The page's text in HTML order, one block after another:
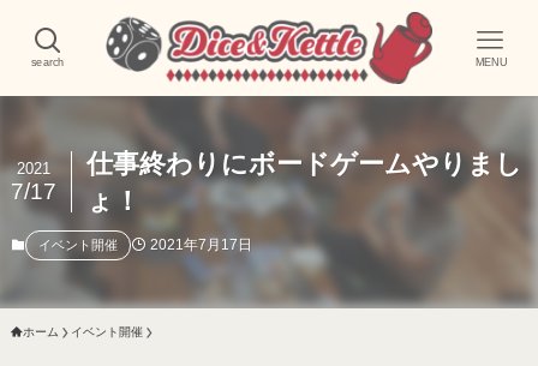
search MENU
仕事終わりにボードゲームやりまし
ょ！
2021
7/17
イベント開催 2021年7月17日
ホーム イベント開催